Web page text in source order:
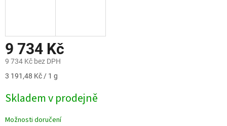
9 734 Kč
9 734 Kč bez DPH
Měrná
3 191,48 Kč / 1 g
Skladem v prodejně
Možnosti doručení